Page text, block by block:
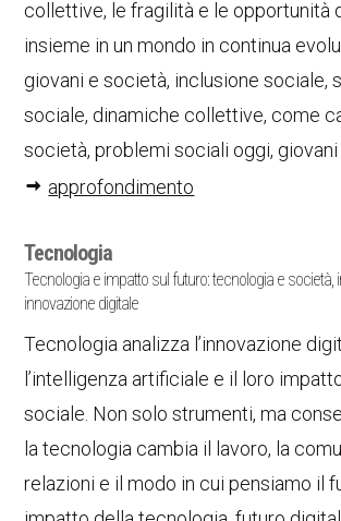
collettive, le fragilità e le opportunità
insieme in un mondo in continua
giovani e società, inclusione sociale,
sociale, dinamiche collettive, come
società, problemi sociali oggi,
approfondimento
Tecnologia
Tecnologia e impatto sul futuro: tecnologia e società,
innovazione digitale
Tecnologia analizza l’innovazione
l’intelligenza artificiale e il loro
sociale. Non solo strumenti, ma
la tecnologia cambia il lavoro, la
relazioni e il modo in cui pensiamo il